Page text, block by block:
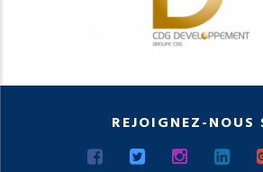
REJOIGNEZ-NOUS